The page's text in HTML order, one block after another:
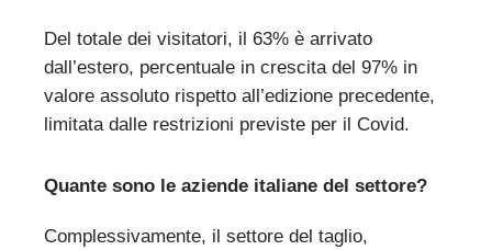
Del totale dei visitatori, il 63% è arrivato
dall’estero, percentuale in crescita del 97% in
valore assoluto rispetto all’edizione precedente,
limitata dalle restrizioni previste per il Covid.
Quante sono le aziende italiane del settore?
Complessivamente, il settore del taglio,